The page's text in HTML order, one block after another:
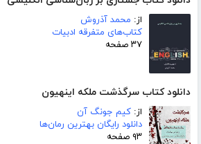
از: محمد آذروش
کتاب‌های متفرقه ادبیات
۳۷ صفحه
دانلود کتاب سرگذشت ملکه اینهیون
از: کیم جونگ آن
دانلود رایگان بهترین رمان‌ها
۹۳ صفحه